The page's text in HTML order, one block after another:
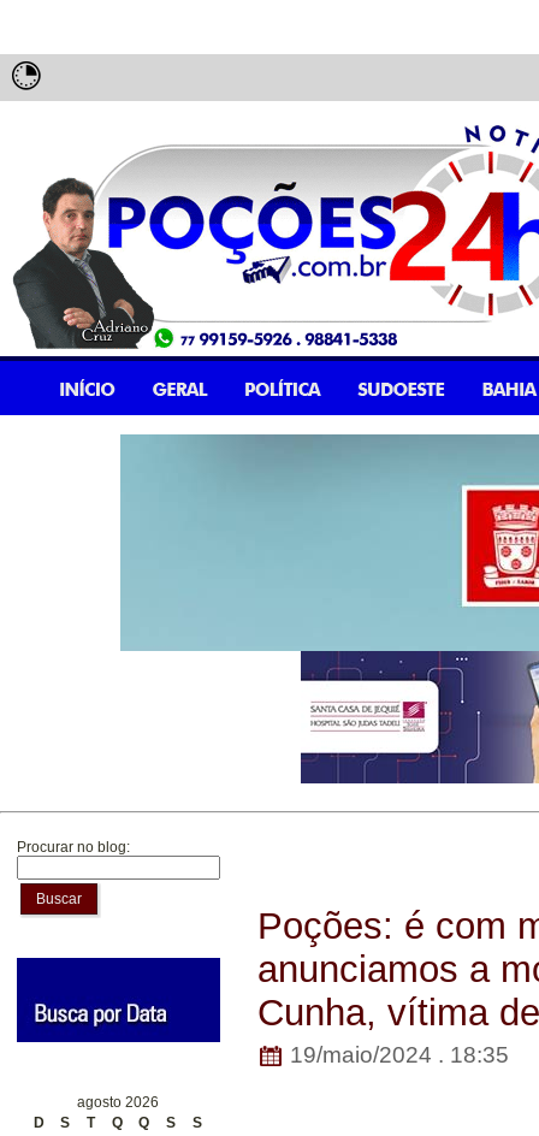
Procurar no blog:
Buscar
agosto 2026
D
S T Q Q S
S
Poções: é com
anunciamos a
Cunha, vítima
19/maio/2024 . 18:35